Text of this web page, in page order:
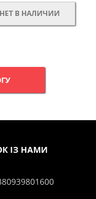
НЕТ В НАЛИЧИИ
ІЗ НАМИ